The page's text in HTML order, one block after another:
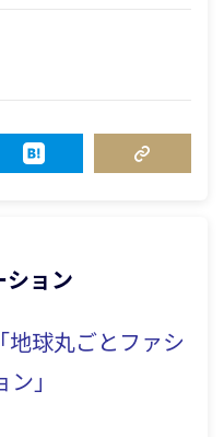
ョン
球丸ごとファシ
」